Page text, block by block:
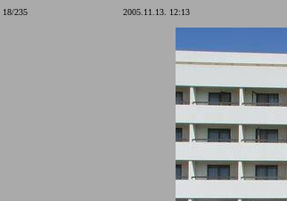
18/235 2005.11.13. 12:13